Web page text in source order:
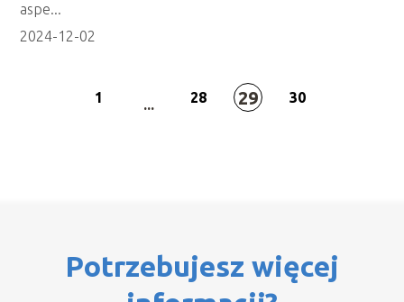
aspe...
2024-12-02
1 ... 28 29 30
Potrzebujesz więcej